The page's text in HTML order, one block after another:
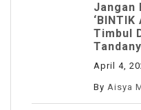
Jangan
Timbul
April 4,
By Aisya